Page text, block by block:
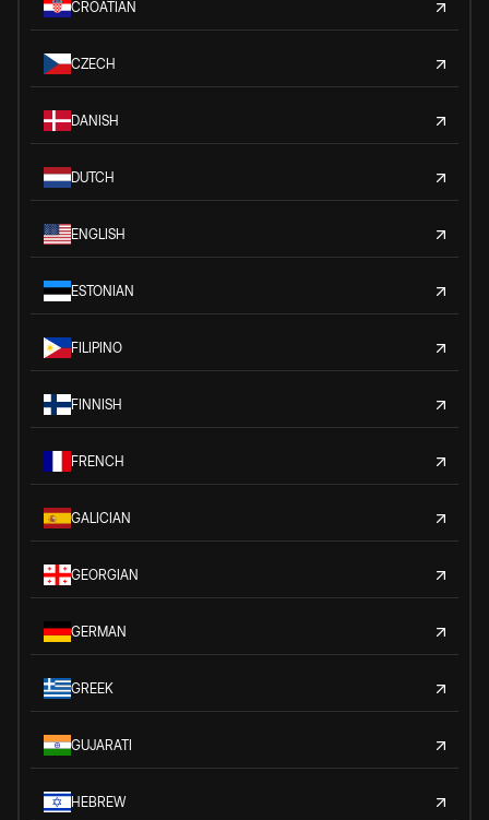
CROATIAN
CZECH
DANISH
DUTCH
ENGLISH
ESTONIAN
FILIPINO
FINNISH
FRENCH
GALICIAN
GEORGIAN
GERMAN
GREEK
GUJARATI
HEBREW